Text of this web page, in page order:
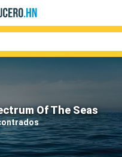
Of The Seas